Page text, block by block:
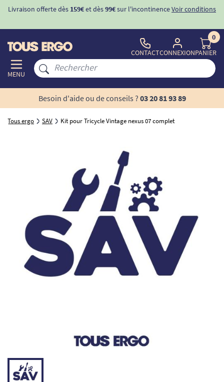
Livraison offerte dès 159€et dès99€sur l'incontinenceVoir conditions
MENU
CONTACTCONNEXION
0
PANIER
Besoin d'aide ou de conseils ? 03 20 81 93 89
Tous ergo SAV Kit pour Tricycle Vintage nexus 07 complet